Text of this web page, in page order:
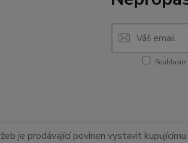
Souhlasím
je prodávající povinen vystavit